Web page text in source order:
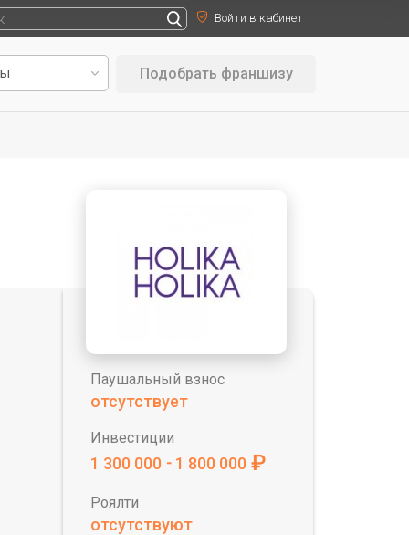
Войти в кабинет
Подобрать франшизу
Паушальный взнос
отсутствует
Инвестиции
1 300 000 - 1 800 000 ₽
Роялти
отсутствуют